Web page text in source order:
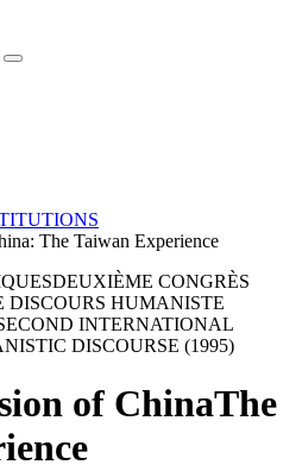
The Taiwan Experience
DEUXIÈME CONGRÈS
HUMANISTE
INTERNATIONAL
DISCOURSE (1995)
of ChinaThe